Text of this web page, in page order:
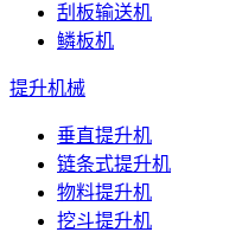
刮板输送机
鳞板机
提升机械
垂直提升机
链条式提升机
物料提升机
挖斗提升机